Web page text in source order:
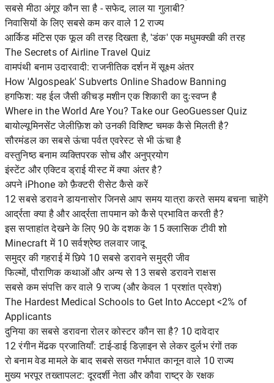
सबसे मीठा अंगूर कौन सा है - सफेद, लाल या गुलाबी?
निवासियों के लिए सबसे कम कर वाले 12 राज्य
आर्किड मंटिस एक फूल की तरह दिखता है, 'डंक' एक मधुमक्खी की तरह
The Secrets of Airline Travel Quiz
वामपंथी बनाम उदारवादी: राजनीतिक दर्शन में सूक्ष्म अंतर
How 'Algospeak' Subverts Online Shadow Banning
हगफिश: यह ईल जैसी कीचड़ मशीन एक शिकारी का दुःस्वप्न है
Where in the World Are You? Take our GeoGuesser Quiz
बायोल्यूमिनसेंट जेलीफ़िश को उनकी विशिष्ट चमक कैसे मिलती है?
सौरमंडल का सबसे ऊंचा पर्वत एवरेस्ट से भी ऊंचा है
वस्तुनिष्ठ बनाम व्यक्तिपरक सोच और अनुप्रयोग
इंस्टेंट और एक्टिव ड्राई यीस्ट में क्या अंतर है?
अपने iPhone को फ़ैक्टरी रीसेट कैसे करें
12 सबसे डरावने डायनासोर जिनसे आप समय यात्रा करते समय बचना चाहेंगे
आर्द्रता क्या है और आर्द्रता तापमान को कैसे प्रभावित करती है?
इस सप्ताहांत देखने के लिए 90 के दशक के 15 क्लासिक टीवी शो
Minecraft में 10 सर्वश्रेष्ठ तलवार जादू
समुद्र की गहराई में छिपे 10 सबसे डरावने समुद्री जीव
फिल्मों, पौराणिक कथाओं और अन्य से 13 सबसे डरावने राक्षस
सबसे कम संपत्ति कर वाले 9 राज्य (और केवल 1 प्रशांत प्रवेश)
The Hardest Medical Schools to Get Into Accept <2% of
Applicants
दुनिया का सबसे डरावना रोलर कोस्टर कौन सा है? 10 दावेदार
12 रंगीन मेंढक प्रजातियाँ: टाई-डाई डिज़ाइन से लेकर दुर्लभ रंगों तक
रो बनाम वेड मामले के बाद सबसे सख्त गर्भपात कानून वाले 10 राज्य
मुख्य भरपूर तख्तापलट: दूरदर्शी नेता और कौवा राष्ट्र के रक्षक